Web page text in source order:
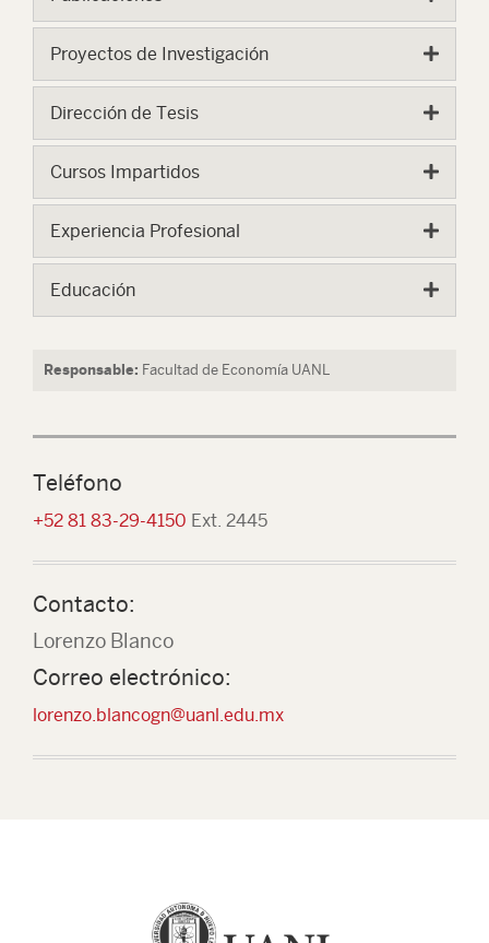
Proyectos de Investigación
Dirección de Tesis
Cursos Impartidos
Experiencia Profesional
Educación
Responsable: Facultad de Economía UANL
Teléfono
+52 81 83-29-4150 Ext. 2445
Contacto:
Lorenzo Blanco
Correo electrónico:
lorenzo.blancogn@uanl.edu.mx